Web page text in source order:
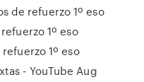
de refuerzo 1º eso
1º eso
1º eso
- YouTube Aug